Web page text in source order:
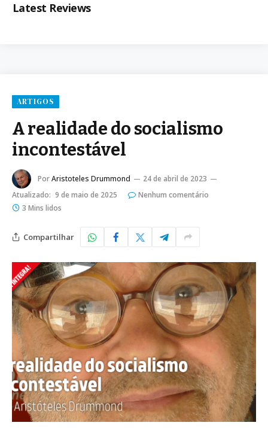
Latest Reviews
ARTIGOS
A realidade do socialismo
incontestável
PorAristoteles Drummond
24 de abril de 2023
Atualizado: 9 de maio de 2025
Nenhum comentário
3 Mins lidos
Compartilhar